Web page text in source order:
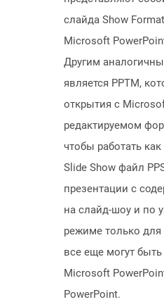
слайда Show
Microsoft
Другим
является PPTM,
открытия с
редактируемом
чтобы работать
Slide Show файл
презентации с
на слайд-шоу и по
режиме только
все еще могут
Microsoft
PowerPoint.